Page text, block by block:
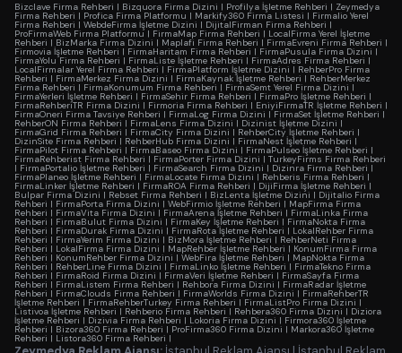
Bizclave Firma Rehberi | Bizquora Firma Dizini | Profilya İşletme Rehberi | Zeymedya
Firma Rehberi | Profica Firma Platformu | Markify360 Firma Listesi | Firmalio Yerel
Firma Rehberi | WebdeFirma İşletme Dizini | DijitalFirman Firma Rehberi |
ProFirmaWeb Firma Platformu | FirmaMap Firma Rehberi | LocalFirma Yerel İşletme
Rehberi | BizMarka Firma Dizini | Maplafi Firma Rehberi | FirmaEvreni Firma Rehberi |
Firmovia İşletme Rehberi | FirmaHaritam Firma Rehberi | FirmaPusula Firma Dizini |
FirmaYolu Firma Rehberi | FirmaListe İşletme Rehberi | FirmaAdres Firma Rehberi |
LocalFirmalar Yerel Firma Rehberi | FirmaPlatform İşletme Dizini | RehberPro Firma
Rehberi | FirmaMerkez Firma Dizini | FirmaKaynak İşletme Rehberi | RehberMerkez
Firma Rehberi | FirmaKonumum Firma Rehberi | FirmaSemt Yerel Firma Dizini |
FirmaYerleri İşletme Rehberi | FirmaSehir Firma Rehberi | FirmaPro İşletme Rehberi |
FirmaRehberiTR Firma Dizini | Firmoria Firma Rehberi | EniyiFirmaTR İşletme Rehberi |
FirmaOneri Firma Tavsiye Rehberi | FirmaLog Firma Dizini |FirmaSet İşletme Rehberi |
RehberON Firma Rehberi | FirmaLens Firma Dizini | Dizinist İşletme Dizini |
FirmaGrid Firma Rehberi | FirmaCity Firma Dizini | RehberCity İşletme Rehberi |
DizinSite Firma Rehberi | RehberHub Firma Dizini | FirmaNest İşletme Rehberi |
FirmaPilot Firma Rehberi | FirmaBaseo Firma Dizini | FirmaPulseo İşletme Rehberi |
FirmaRehberist Firma Rehberi | FirmaPorter Firma Dizini | TurkeyFirms Firma Rehberi
| FirmaPortalio İşletme Rehberi | FirmaSearch Firma Dizini | Dizinra Firma Rehberi |
FirmaPlaneo İşletme Rehberi | FirmaLocate Firma Dizini | Rehberis Firma Rehberi |
FirmaLinker İşletme Rehberi | FirmaROA Firma Rehberi | DijiFirma İşletme Rehberi |
Bulpar Firma Dizini | Rebset Firma Rehberi | BizLenta İşletme Dizini | Dijitalio Firma
Rehberi | FirmaPorta Firma Dizini | WebFirmio İşletme Rehberi | MapFirma Firma
Rehberi | FirmaVita Firma Dizini | FirmaArena İşletme Rehberi | FirmaLinka Firma
Rehberi | FirmaBulut Firma Dizini | FirmaKey İşletme Rehberi | FirmaNokta Firma
Rehberi | FirmaDurak Firma Dizini | FirmaRota İşletme Rehberi | LokalRehber Firma
Rehberi | FirmaYerim Firma Dizini | BizMora İşletme Rehberi | RehberNeti Firma
Rehberi | LokalFirma Firma Dizini | MapRehber İşletme Rehberi | KonumFirma Firma
Rehberi | KonumRehber Firma Dizini | WebFira İşletme Rehberi | MapNokta Firma
Rehberi | RehberLine Firma Dizini | FirmaLinko İşletme Rehberi | FirmaTekno Firma
Rehberi | FirmaRoid Firma Dizini | FirmaVeri İşletme Rehberi | FirmaSayfa Firma
Rehberi | FirmaListem Firma Rehberi | Rehbora Firma Dizini | FirmaRadar İşletme
Rehberi | FirmaClouds Firma Rehberi | FirmaWorlds Firma Dizini | FirmaRehberTR
İşletme Rehberi | FirmaRehberTurkey Firma Rehberi | FirmaListPro Firma Dizini |
Listivoa İşletme Rehberi | Rehberio Firma Rehberi | Rehbera360 Firma Dizini | Diziora
İşletme Rehberi | Dizivia Firma Rehberi | Lokoria Firma Dizini | Firmora360 İşletme
Rehberi | Bizora360 Firma Rehberi | ProFirma360 Firma Dizini | Markora360 İşletme
Rehberi | Listora360 Firma Rehberi |